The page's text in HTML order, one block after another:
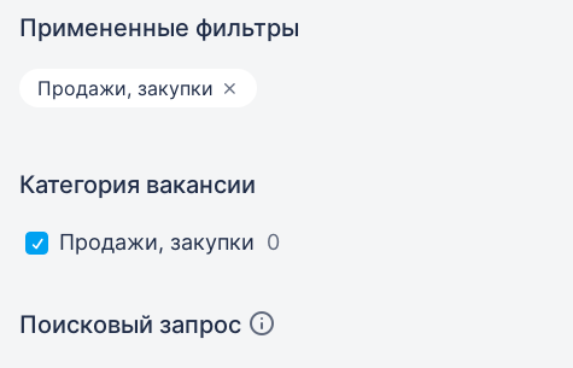
Примененные фильтры
Продажи, закупки
Категория вакансии
Продажи, закупки 0
Поисковый запрос